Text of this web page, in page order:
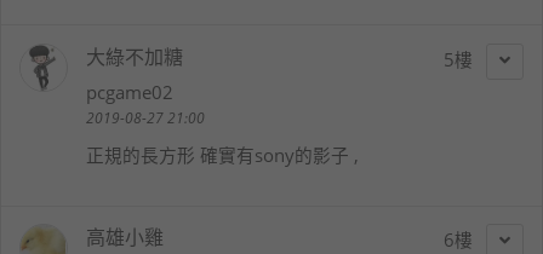
5
大綠不加糖
pcgame02
2019-08-27 21:00
正規的長方形 確實有sony的影子 ,
6
高雄小雞